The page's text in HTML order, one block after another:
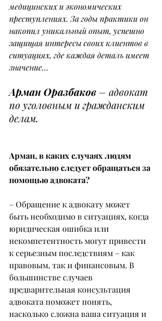
медицинских и экономических
преступлениях. За годы практики он
накопил уникальный опыт, успешно
защищая интересы своих клиентов в
ситуациях, где каждая деталь имеет
значение…
Арман Оразбаков – адвокат
по уголовным и гражданским
делам.
Арман, в каких случаях людям
обязательно следует обращаться за
помощью адвоката?
– Обращение к адвокату может
быть необходимо в ситуациях, когда
юридическая ошибка или
некомпетентность могут привести
к серьезным последствиям – как
правовым, так и финансовым. В
большинстве случаев
предварительная консультация
адвоката поможет понять,
насколько сложна ваша ситуация и